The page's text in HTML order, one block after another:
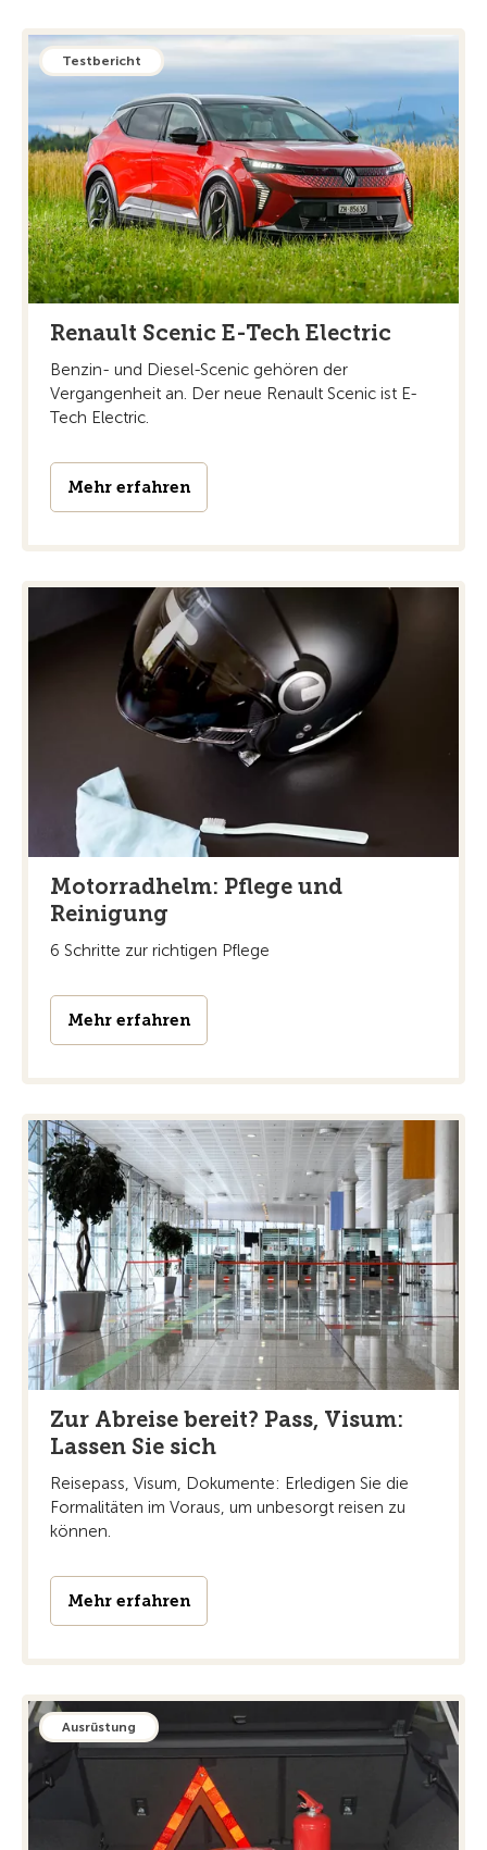
Testbericht
Renault Scenic E-Tech Electric
Benzin- und Diesel-Scenic gehören der
Vergangenheit an. Der neue Renault Scenic ist E-
Tech Electric.
Mehr erfahren
Motorradhelm: Pflege und
Reinigung
6 Schritte zur richtigen Pflege
Mehr erfahren
Zur Abreise bereit? Pass, Visum:
Lassen Sie sich
Reisepass, Visum, Dokumente: Erledigen Sie die
Formalitäten im Voraus, um unbesorgt reisen zu
können.
Mehr erfahren
Ausrüstung